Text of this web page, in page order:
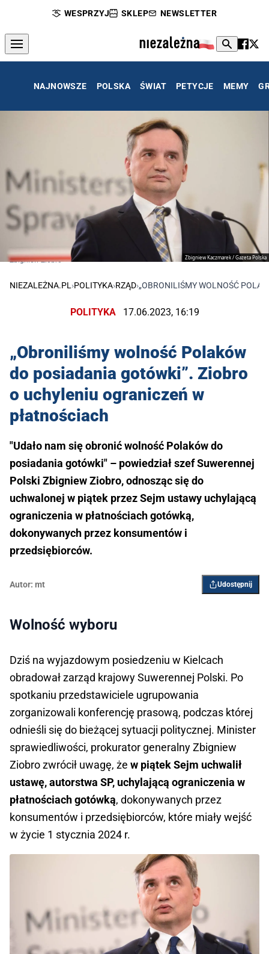
WESPRZYJ SKLEP NEWSLETTER
NAJNOWSZE POLSKA ŚWIAT PETYCJE MEMY
Zbigniew Kaczmarek / Gazeta Polska
Zbigniew Ziobro
NIEZALEŻNA.PL ›POLITYKA›RZĄD›„OBRONILIŚMY WOLNOŚĆ
POLITYKA 17.06.2023, 16:19
„Obroniliśmy wolność Polaków
do posiadania gotówki”. Ziobro
o uchyleniu ograniczeń w
płatnościach
"Udało nam się obronić wolność Polaków do
posiadania gotówki" – powiedział szef Suwerennej
Polski Zbigniew Ziobro, odnosząc się do
uchwalonej w piątek przez Sejm ustawy uchylającą
ograniczenia w płatnościach gotówką,
dokonywanych przez konsumentów i
przedsiębiorców.
Autor: mt Udostępnij
Wolność wyboru
Dziś na wyjazdowym posiedzeniu w Kielcach
obradował zarząd krajowy Suwerennej Polski. Po
spotkaniu przedstawiciele ugrupowania
zorganizowali konferencję prasową, podczas której
odnieśli się do bieżącej sytuacji politycznej. Minister
sprawiedliwości, prokurator generalny Zbigniew
Ziobro zwrócił uwagę, że w piątek Sejm uchwalił
ustawę, autorstwa SP, uchylającą ograniczenia w
płatnościach gotówką, dokonywanych przez
konsumentów i przedsiębiorców, które miały wejść
w życie 1 stycznia 2024 r.